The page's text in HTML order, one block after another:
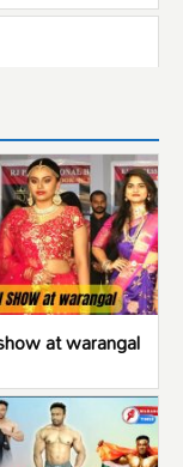
at warangal